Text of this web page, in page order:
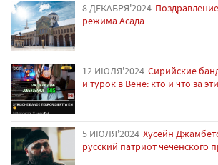
8 ДЕКАБРЯ'2024
режима Асада
12 ИЮЛЯ'2024 Сирийские
и турок в Вене: кто и что за
5 ИЮЛЯ'2024 Хусейн
русский патриот чеченского